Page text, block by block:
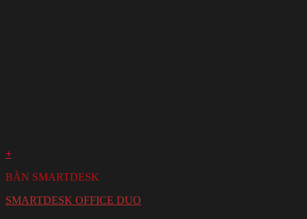
+
BÀN SMARTDESK
SMARTDESK OFFICE DUO